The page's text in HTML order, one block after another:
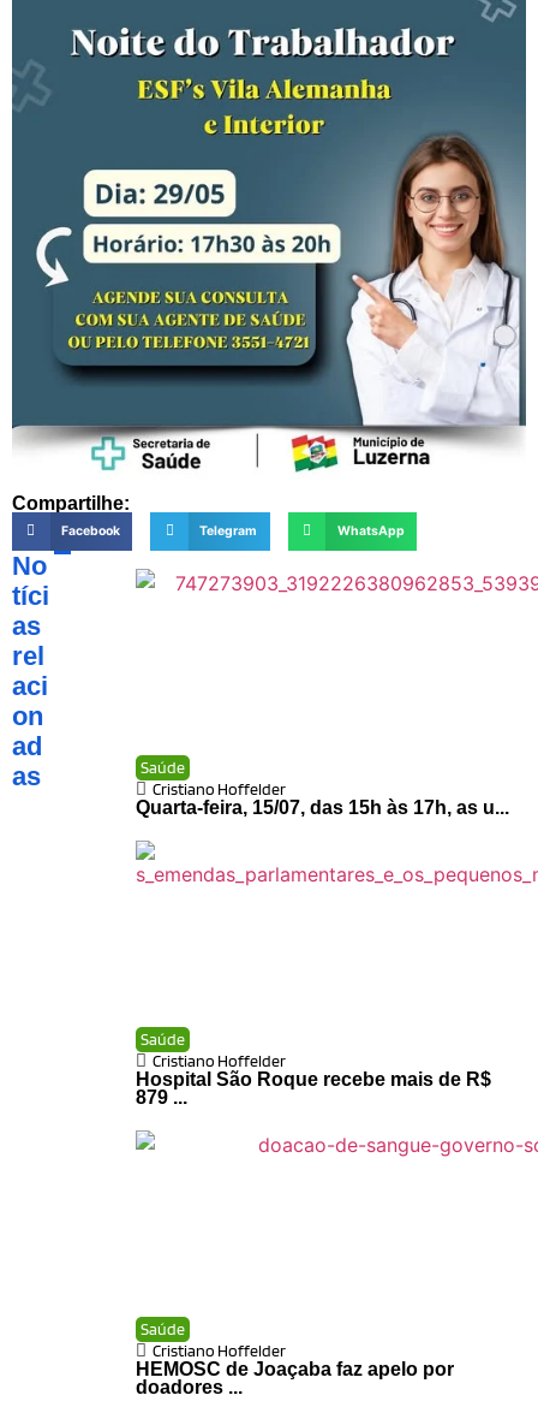
Compartilhe:
Facebook Telegram WhatsApp
No
tíci
as
rel
aci
on
ad
as
Saúde
Cristiano Hoffelder
Quarta-feira, 15/07, das 15h às 17h, as u...
Saúde
Cristiano Hoffelder
Hospital São Roque recebe mais de R$
879 ...
Saúde
Cristiano Hoffelder
HEMOSC de Joaçaba faz apelo por
doadores ...